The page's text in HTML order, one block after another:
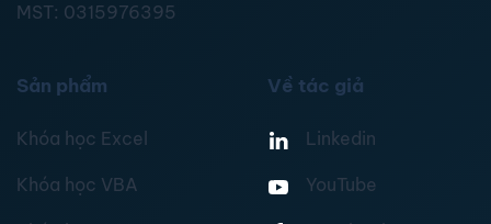
MST: 0315976395
Sản phẩm
Khóa học Excel
Khóa học VBA
Về tác giả
Linkedin
YouTube